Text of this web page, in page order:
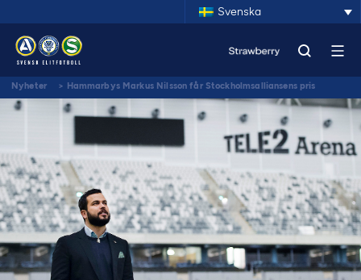
Svenska
Nyheter > Hammarbys Markus Nilsson får Stockholmsalliansens pris